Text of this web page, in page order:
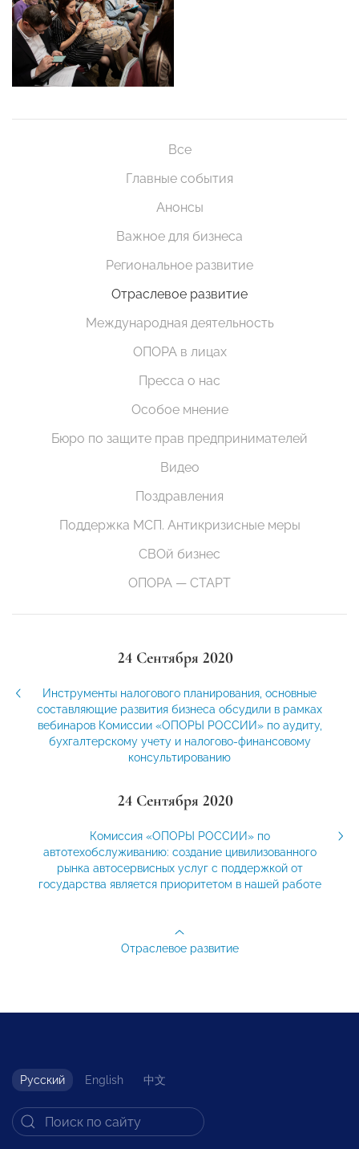
Все
Главные события
Анонсы
Важное для бизнеса
Региональное развитие
Отраслевое развитие
Международная деятельность
ОПОРА в лицах
Пресса о нас
Особое мнение
Бюро по защите прав предпринимателей
Видео
Поздравления
Поддержка МСП. Антикризисные меры
СВОй бизнес
ОПОРА — СТАРТ
24 Сентября 2020
Инструменты налогового планирования, основные
составляющие развития бизнеса обсудили в рамках
вебинаров Комиссии «ОПОРЫ РОССИИ» по аудиту,
бухгалтерскому учету и налогово-финансовому
консультированию
24 Сентября 2020
Комиссия «ОПОРЫ РОССИИ» по
автотехобслуживанию: создание цивилизованного
рынка автосервисных услуг с поддержкой от
государства является приоритетом в нашей работе
Отраслевое развитие
Русский English 中文